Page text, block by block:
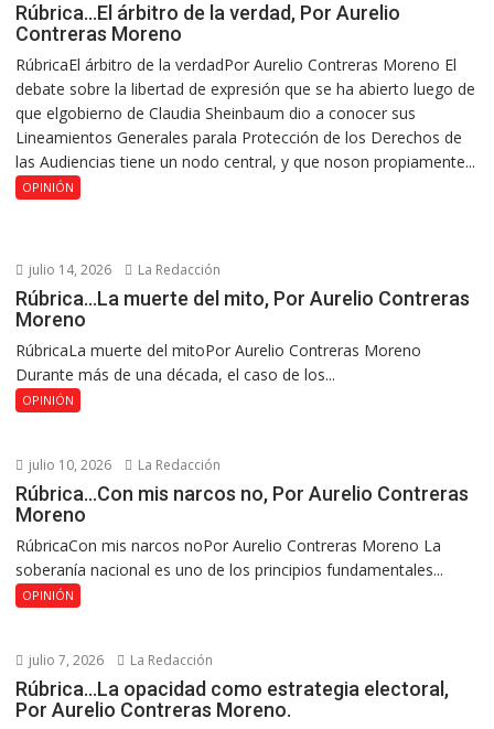
Rúbrica…El árbitro de la verdad, Por Aurelio
Contreras Moreno
RúbricaEl árbitro de la verdadPor Aurelio Contreras Moreno El
debate sobre la libertad de expresión que se ha abierto luego de
que elgobierno de Claudia Sheinbaum dio a conocer sus
Lineamientos Generales parala Protección de los Derechos de
las Audiencias tiene un nodo central, y que noson propiamente...
OPINIÓN
julio 14, 2026 La Redacción
Rúbrica…La muerte del mito, Por Aurelio Contreras
Moreno
RúbricaLa muerte del mitoPor Aurelio Contreras Moreno
Durante más de una década, el caso de los...
OPINIÓN
julio 10, 2026 La Redacción
Rúbrica…Con mis narcos no, Por Aurelio Contreras
Moreno
RúbricaCon mis narcos noPor Aurelio Contreras Moreno La
soberanía nacional es uno de los principios fundamentales...
OPINIÓN
julio 7, 2026 La Redacción
Rúbrica…La opacidad como estrategia electoral,
Por Aurelio Contreras Moreno.